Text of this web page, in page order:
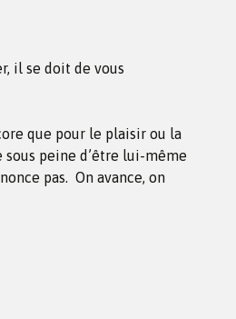
il se doit de vous
que pour le plaisir ou la
peine d’être lui-même
pas. On avance, on